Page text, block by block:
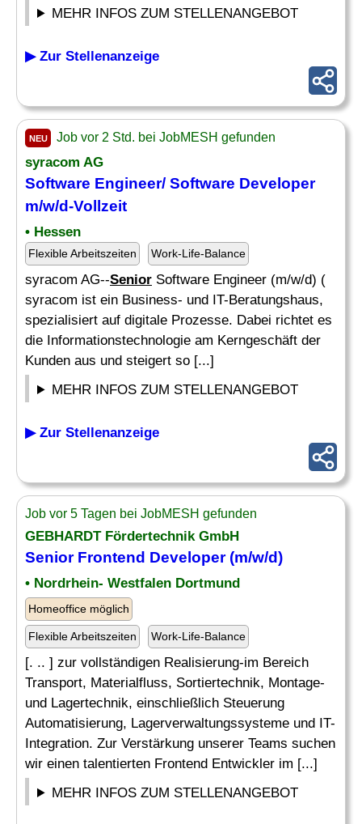
MEHR INFOS ZUM STELLENANGEBOT
▶ Zur Stellenanzeige
NEU Job vor 2 Std. bei JobMESH gefunden
syracom AG
Software Engineer/ Software Developer
m/w/d-Vollzeit
• Hessen
Flexible Arbeitszeiten Work-Life-Balance
syracom AG--Senior Software Engineer (m/w/d) (
syracom ist ein Business- und IT-Beratungshaus,
spezialisiert auf digitale Prozesse. Dabei richtet es
die Informationstechnologie am Kerngeschäft der
Kunden aus und steigert so [...]
MEHR INFOS ZUM STELLENANGEBOT
▶ Zur Stellenanzeige
Job vor 5 Tagen bei JobMESH gefunden
GEBHARDT Fördertechnik GmbH
SeniorFrontend Developer(m/w/d)
• Nordrhein- Westfalen Dortmund
Homeoffice möglich
Flexible Arbeitszeiten Work-Life-Balance
[. .. ] zur vollständigen Realisierung-im Bereich
Transport, Materialfluss, Sortiertechnik, Montage-
und Lagertechnik, einschließlich Steuerung
Automatisierung, Lagerverwaltungssysteme und IT-
Integration. Zur Verstärkung unserer Teams suchen
wir einen talentierten Frontend Entwickler im [...]
MEHR INFOS ZUM STELLENANGEBOT